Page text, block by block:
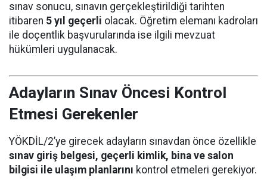
sınav sonucu, sınavın gerçekleştirildiği tarihten
itibaren 5 yıl geçerli olacak. Öğretim elemanı kadroları
ile doçentlik başvurularında ise ilgili mevzuat
hükümleri uygulanacak.
Adayların Sınav Öncesi Kontrol
Etmesi Gerekenler
YÖKDİL/2’ye girecek adayların sınavdan önce özellikle
sınav giriş belgesi, geçerli kimlik, bina ve salon
bilgisi ile ulaşım planlarını kontrol etmeleri gerekiyor.